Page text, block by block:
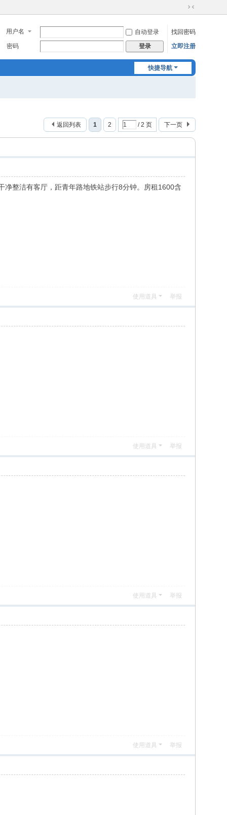
切
到
窄
用户名 自动登录
找回密码
密码
登录 立即注册
快捷导航
1 2 / 2 页 下一页
返回列表
整洁有客厅，距青年路地铁站步行8分钟。房租1600含
使用道具 举报
使用道具 举报
使用道具 举报
使用道具 举报